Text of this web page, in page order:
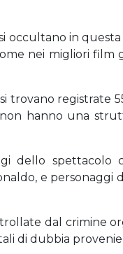
occultano in
nei migliori film
trovano registrate
hanno una
dello spettacolo
e personaggi
dal crimine
di dubbia